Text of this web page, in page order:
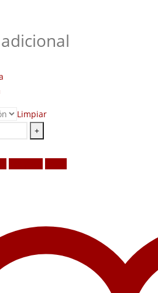
Limpiar
+